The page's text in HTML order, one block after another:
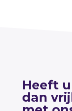
Heeft
dan